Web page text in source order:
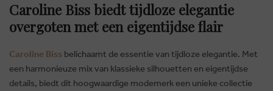
Caroline Biss biedt tijdloze elegantie
overgoten met een eigentijdse flair
Caroline Biss belichaamt de essentie van tijdloze elegantie. Met
een harmonieuze mix van klassieke silhouetten en eigentijdse
details, biedt dit hoogwaardige modemerk een unieke collectie